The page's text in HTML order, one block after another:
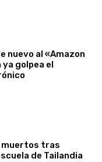
nuevo al «Amazon
golpea el
muertos tras
de Tailandia